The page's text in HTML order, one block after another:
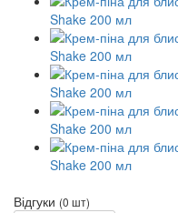
Відгуки (0 шт)